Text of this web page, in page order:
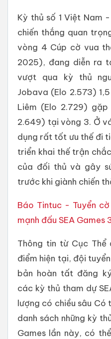
Kỳ thủ số 1 Việt Nam
chiến thắng quan
vòng 4 Cúp cờ vua
2025), đang diễn ra
vượt qua kỳ thủ
Jobava (Elo 2.573)
Liêm (Elo 2.729)
2.649) tại vòng 3. Ở
dụng rất tốt ưu thế đi
triển khai thế trận
của đối thủ và gây
trước khi giành chiến
Báo Tintuc - Tuyển
mạnh đấu SEA Games
Thông tin từ Cục
điểm hiện tại, đội
bản hoàn tất đăng
các kỳ thủ tham dự
lượng có chiều sâu Có
danh sách những kỳ
Games lần này, có